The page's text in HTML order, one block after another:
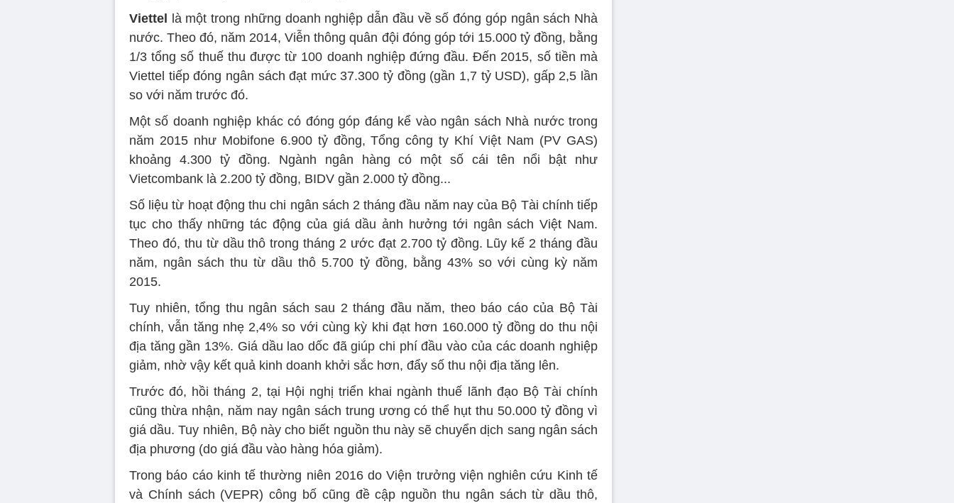
Viettel là một trong những doanh nghiệp dẫn đầu về số đóng góp ngân sách Nhà
nước. Theo đó, năm 2014, Viễn thông quân đội đóng góp tới 15.000 tỷ đồng, bằng
1/3 tổng số thuế thu được từ 100 doanh nghiệp đứng đầu. Đến 2015, số tiền mà
Viettel tiếp đóng ngân sách đạt mức 37.300 tỷ đồng (gần 1,7 tỷ USD), gấp 2,5 lần
so với năm trước đó.
Một số doanh nghiệp khác có đóng góp đáng kể vào ngân sách Nhà nước trong
năm 2015 như Mobifone 6.900 tỷ đồng, Tổng công ty Khí Việt Nam (PV GAS)
khoảng 4.300 tỷ đồng. Ngành ngân hàng có một số cái tên nổi bật như
Vietcombank là 2.200 tỷ đồng, BIDV gần 2.000 tỷ đồng...
Số liệu từ hoạt động thu chi ngân sách 2 tháng đầu năm nay của Bộ Tài chính tiếp
tục cho thấy những tác động của giá dầu ảnh hưởng tới ngân sách Việt Nam.
Theo đó, thu từ dầu thô trong tháng 2 ước đạt 2.700 tỷ đồng. Lũy kế 2 tháng đầu
năm, ngân sách thu từ dầu thô 5.700 tỷ đồng, bằng 43% so với cùng kỳ năm
2015.
Tuy nhiên, tổng thu ngân sách sau 2 tháng đầu năm, theo báo cáo của Bộ Tài
chính, vẫn tăng nhẹ 2,4% so với cùng kỳ khi đạt hơn 160.000 tỷ đồng do thu nội
địa tăng gần 13%. Giá dầu lao dốc đã giúp chi phí đầu vào của các doanh nghiệp
giảm, nhờ vậy kết quả kinh doanh khởi sắc hơn, đẩy số thu nội địa tăng lên.
Trước đó, hồi tháng 2, tại Hội nghị triển khai ngành thuế lãnh đạo Bộ Tài chính
cũng thừa nhận, năm nay ngân sách trung ương có thể hụt thu 50.000 tỷ đồng vì
giá dầu. Tuy nhiên, Bộ này cho biết nguồn thu này sẽ chuyển dịch sang ngân sách
địa phương (do giá đầu vào hàng hóa giảm).
Trong báo cáo kinh tế thường niên 2016 do Viện trưởng viện nghiên cứu Kinh tế
và Chính sách (VEPR) công bố cũng đề cập nguồn thu ngân sách từ dầu thô,